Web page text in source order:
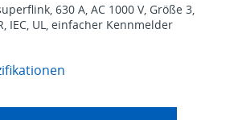
630 A, AC 1000 V, Größe 3,
IEC, UL, einfacher Kennmelder